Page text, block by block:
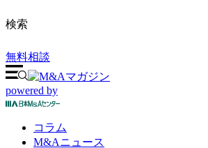
検索
無料相談
powered by
コラム
M&Aニュース